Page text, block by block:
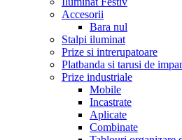
Accesorii
Bara nul
Stalpi iluminat
Prize si intrerupatoare
Platbanda si tarusi de
Prize industriale
Mobile
Incastrate
Aplicate
Combinate